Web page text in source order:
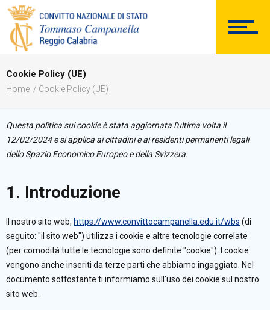
Comunicazioni Esterne
Cerca
Cookie Policy (UE)
Home Cookie Policy (UE)
Questa politica sui cookie è stata aggiornata l'ultima volta il
12/02/2024 e si applica ai cittadini e ai residenti permanenti legali
dello Spazio Economico Europeo e della Svizzera.
1. Introduzione
Il nostro sito web, https://www.convittocampanella.edu.it/wbs (di
seguito: "il sito web") utilizza i cookie e altre tecnologie correlate
(per comodità tutte le tecnologie sono definite "cookie"). I cookie
vengono anche inseriti da terze parti che abbiamo ingaggiato. Nel
documento sottostante ti informiamo sull'uso dei cookie sul nostro
sito web.